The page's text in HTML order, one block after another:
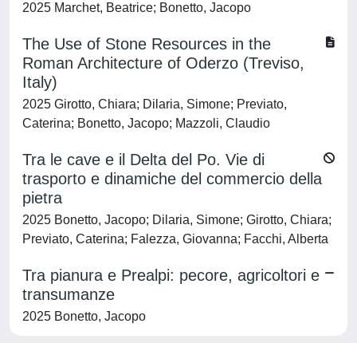
2025 Marchet, Beatrice; Bonetto, Jacopo
The Use of Stone Resources in the
Roman Architecture of Oderzo (Treviso,
Italy)
2025 Girotto, Chiara; Dilaria, Simone; Previato,
Caterina; Bonetto, Jacopo; Mazzoli, Claudio
Tra le cave e il Delta del Po. Vie di
trasporto e dinamiche del commercio della
pietra
2025 Bonetto, Jacopo; Dilaria, Simone; Girotto, Chiara;
Previato, Caterina; Falezza, Giovanna; Facchi, Alberta
Tra pianura e Prealpi: pecore, agricoltori e
transumanze
2025 Bonetto, Jacopo